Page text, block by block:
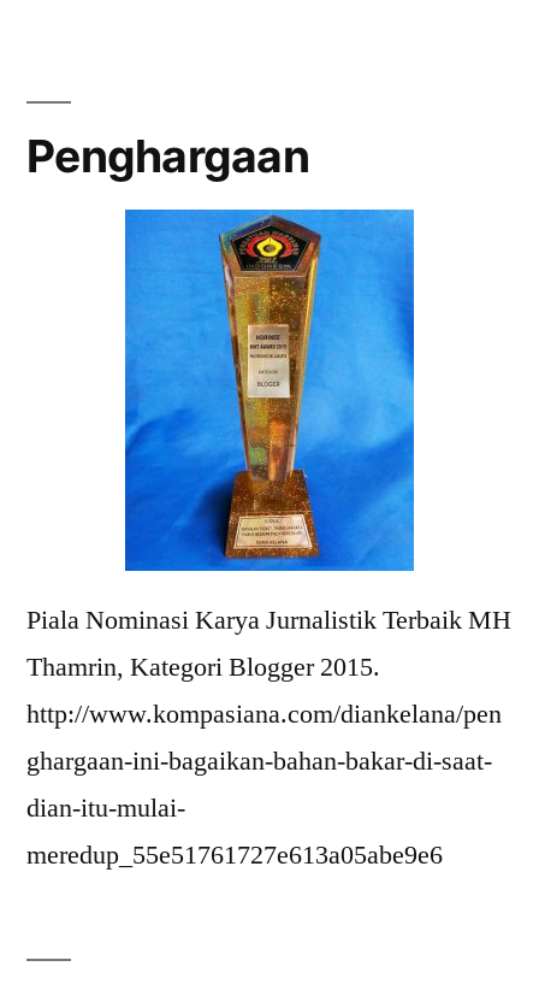
Penghargaan
Piala Nominasi Karya Jurnalistik Terbaik MH
Thamrin, Kategori Blogger 2015.
http://www.kompasiana.com/diankelana/pen
ghargaan-ini-bagaikan-bahan-bakar-di-saat-
dian-itu-mulai-
meredup_55e51761727e613a05abe9e6